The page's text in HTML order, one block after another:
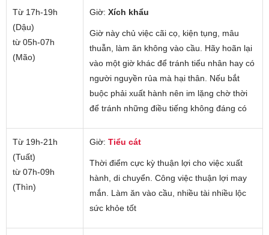
Từ 17h-19h
(Dậu)
từ 05h-07h
(Mão)
Giờ: Xích khẩu
Giờ này chủ việc cãi cọ, kiện tụng, mâu
thuẫn, làm ăn không vào cầu. Hãy hoãn lại
vào một giờ khác để tránh tiểu nhân hay có
người nguyền rủa mà hại thân. Nếu bắt
buộc phải xuất hành nên im lặng chờ thời
để tránh những điều tiếng không đáng có
Từ 19h-21h
(Tuất)
từ 07h-09h
(Thìn)
Giờ: Tiểu cát
Thời điểm cực kỳ thuận lợi cho việc xuất
hành, di chuyển. Công việc thuận lợi may
mắn. Làm ăn vào cầu, nhiều tài nhiều lộc
sức khỏe tốt